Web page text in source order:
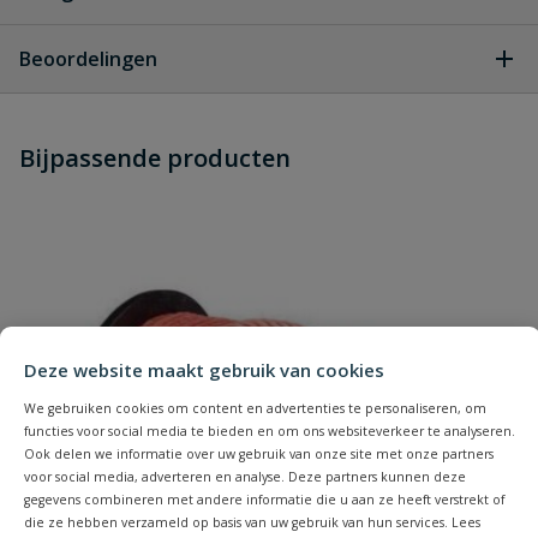
Deze website maakt gebruik van cookies
We gebruiken cookies om content en advertenties te personaliseren, om
functies voor social media te bieden en om ons websiteverkeer te analyseren.
Ook delen we informatie over uw gebruik van onze site met onze partners
voor social media, adverteren en analyse. Deze partners kunnen deze
gegevens combineren met andere informatie die u aan ze heeft verstrekt of
die ze hebben verzameld op basis van uw gebruik van hun services. Lees
dit product?
Beoordelingen
Schrijf zelf een beoordeling
Naam
Bijpassende producten